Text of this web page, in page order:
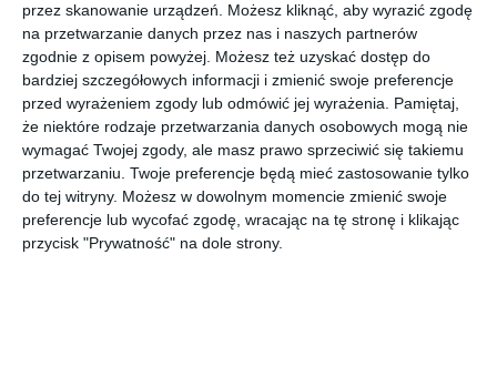
przez skanowanie urządzeń. Możesz kliknąć, aby wyrazić zgodę
na przetwarzanie danych przez nas i naszych partnerów
zgodnie z opisem powyżej. Możesz też uzyskać dostęp do
bardziej szczegółowych informacji i zmienić swoje preferencje
przed wyrażeniem zgody lub odmówić jej wyrażenia. Pamiętaj,
że niektóre rodzaje przetwarzania danych osobowych mogą nie
wymagać Twojej zgody, ale masz prawo sprzeciwić się takiemu
przetwarzaniu. Twoje preferencje będą mieć zastosowanie tylko
do tej witryny. Możesz w dowolnym momencie zmienić swoje
preferencje lub wycofać zgodę, wracając na tę stronę i klikając
przycisk "Prywatność" na dole strony.
INSPIRACJA
Kolor chrom baterii w